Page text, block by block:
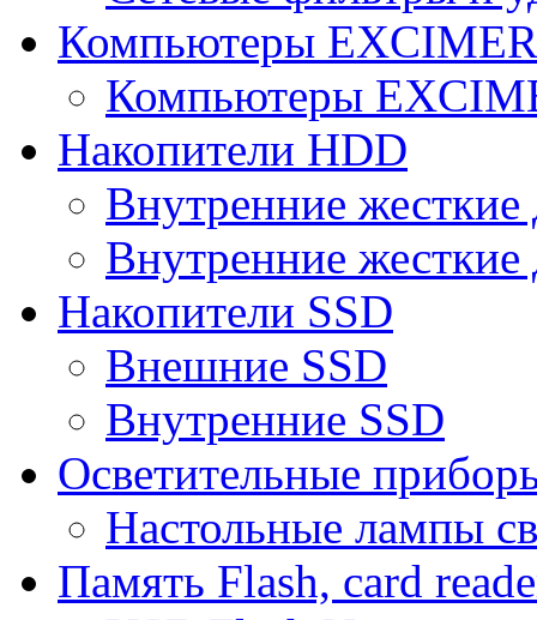
Компьютеры
Компьютеры
Накопители HDD
Внутренние
Внутренние
Накопители SSD
Внешние SSD
Внутренние SSD
Осветительные
Настольные лампы
Память Flash, card